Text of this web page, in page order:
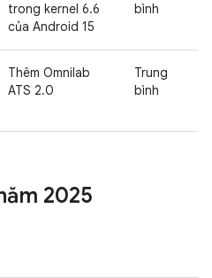
trong kernel 6.6
của Android 15
bình
Thêm Omnilab
ATS 2.0
Trung
bình
2025